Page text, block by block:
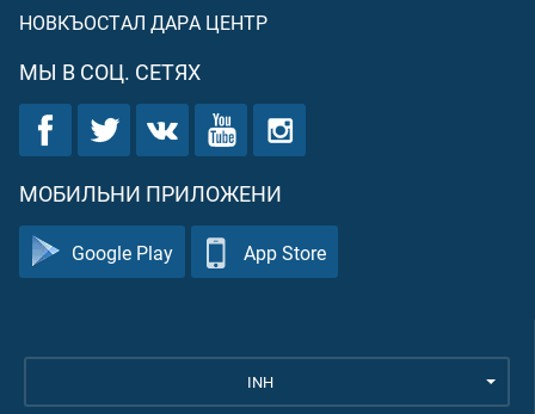
НОВКЪОСТАЛ ДАРА ЦЕНТР
МЫ В СОЦ. СЕТЯХ
МОБИЛЬНИ ПРИЛОЖЕНИ
Google Play App Store
INH